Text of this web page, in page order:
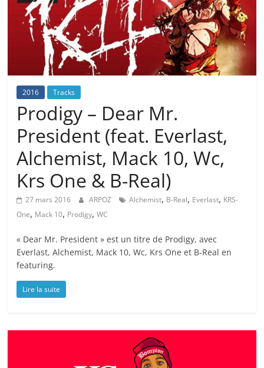
2016 Tracks
Prodigy – Dear Mr.
President (feat. Everlast,
Alchemist, Mack 10, Wc,
Krs One & B-Real)
27 mars 2016 ARPOZ Alchemist, B-Real, Everlast, KRS-
One, Mack 10, Prodigy,WC
« Dear Mr. President » est un titre de Prodigy, avec
Everlast, Alchemist, Mack 10, Wc, Krs One et B-Real en
featuring.
Lire la suite